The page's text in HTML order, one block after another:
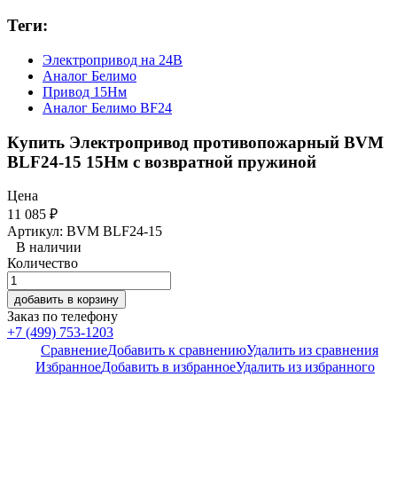
Теги:
Электропривод на 24В
Аналог Белимо
Привод 15Нм
Аналог Белимо BF24
Купить Электропривод противопожарный BVM
BLF24-15 15Нм с возвратной пружиной
Цена
11 085 ₽
Артикул: BVM BLF24-15
В наличии
Количество
добавить в корзину
Заказ по телефону
+7 (499) 753-1203
СравнениеДобавить к сравнениюУдалить из сравнения
ИзбранноеДобавить в избранноеУдалить из избранного